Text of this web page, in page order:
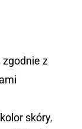
zgodnie z
skóry,